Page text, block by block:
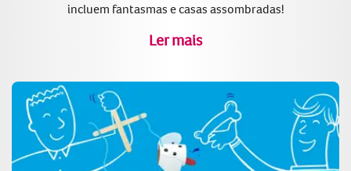
incluem fantasmas e casas assombradas!
Ler mais